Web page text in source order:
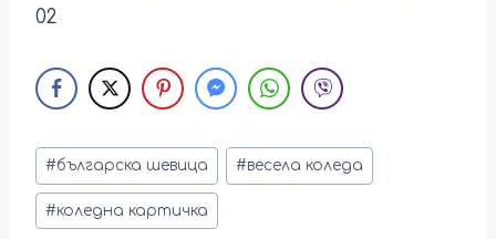
02
#българска шевица #весела коледа
#коледна картичка